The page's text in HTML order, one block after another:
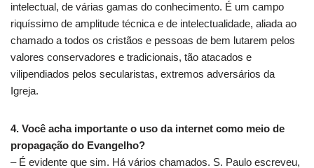
intelectual, de várias gamas do conhecimento. É um campo
riquíssimo de amplitude técnica e de intelectualidade, aliada ao
chamado a todos os cristãos e pessoas de bem lutarem pelos
valores conservadores e tradicionais, tão atacados e
vilipendiados pelos secularistas, extremos adversários da
Igreja.
4. Você acha importante o uso da internet como meio de
propagação do Evangelho?
– É evidente que sim. Há vários chamados. S. Paulo escreveu,